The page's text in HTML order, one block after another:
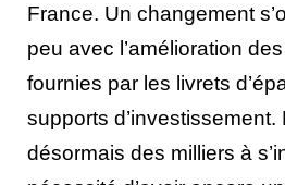
France. Un changement
peu avec l’amélioration
fournies par les livrets
supports
désormais des milliers à